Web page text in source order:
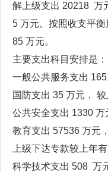
解上级支出 20218 万
5 万元。按照收支平
85 万元。
主要支出科目安排是：
一般公共服务支出
国防支出 35 万元，
公共安全支出 1330 万
教育支出 57536 万元
上级下达专款较上年
科学技术支出 508 万